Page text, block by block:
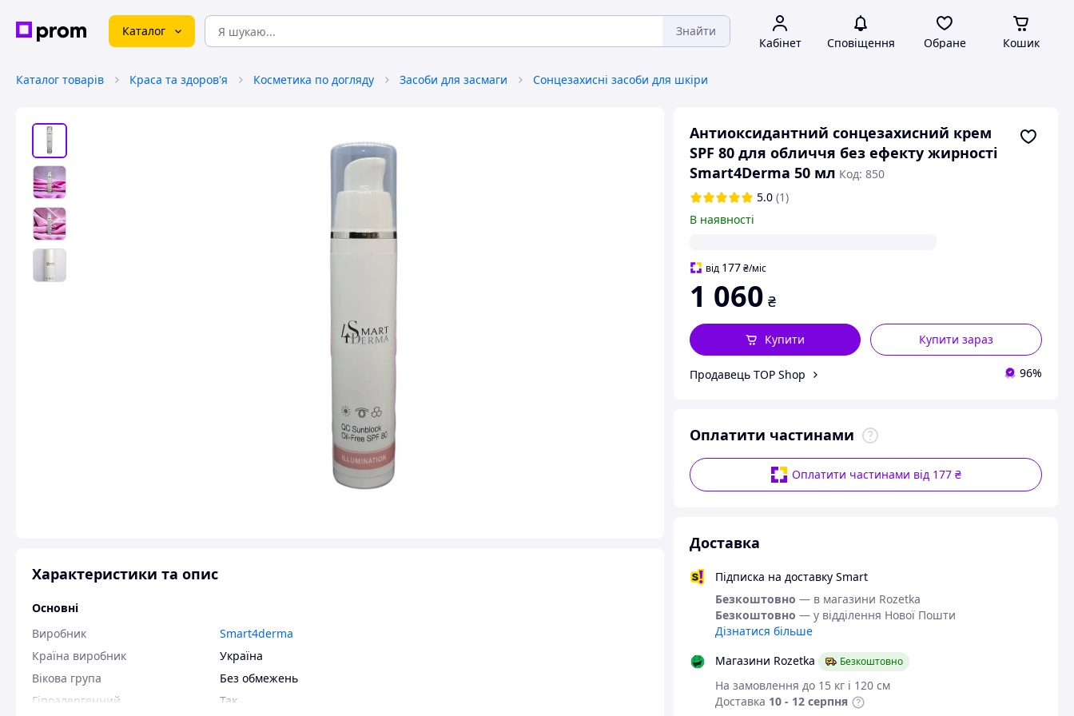
Каталог Знайти
Кабінет Сповіщення Обране Кошик
Каталог товарів Краса та здоров'я Косметика по догляду Засоби для засмаги Сонцезахисні засоби для шкіри
Антиоксидантний сонцезахисний крем
SPF 80 для обличчя без ефекту жирності
Smart4Derma 50 мл Код: 850
5.0 (1)
В наявності
від 177 ₴/міс
1 060 ₴
Купити зараз
Купити
Продавець TOP Shop 96%
Оплатити частинами
Оплатити частинами від 177 ₴
Доставка
Підписка на доставку Smart
Безкоштовно — в магазини Rozetka
Безкоштовно — у відділення Нової Пошти
Дізнатися більше
Магазини Rozetka
Безкоштовно
На замовлення до 15 кг і 120 см
Доставка 10 - 12 серпня
Характеристики та опис
Основні
Виробник
Smart4derma
Країна виробник
Україна
Вікова група
Без обмежень
Гіпоалергенний
Так